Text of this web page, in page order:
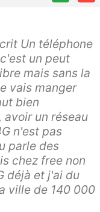
Un téléphone
un peut
mais sans la
vais manger
bien
un réseau
n'est pas
parle des
chez free non
déjà et j'ai du
ville de 140 000